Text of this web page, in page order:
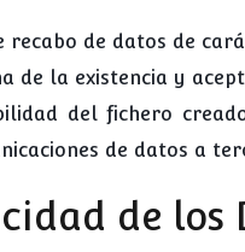
de datos de
de la existencia y
del fichero
de datos a
de los